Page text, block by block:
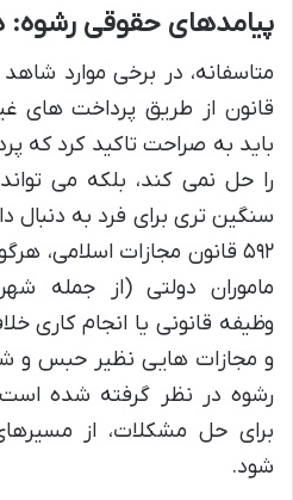
پیامدهای حقوقی
متاسفانه، در برخی موارد
قانون از طریق پرداخت های
باید به صراحت تاکید کرد که
را حل نمی کند، بلکه می
سنگین تری برای فرد به دنبال
۵۹۲ قانون مجازات اسلامی،
ماموران دولتی (از جمله
وظیفه قانونی یا انجام کاری
و مجازات هایی نظیر حبس و
رشوه در نظر گرفته شده
برای حل مشکلات، از
شود.